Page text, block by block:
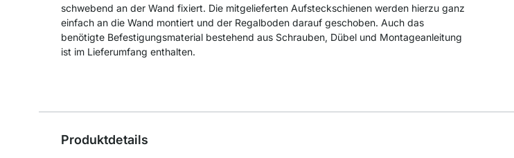
schwebend an der Wand fixiert. Die mitgelieferten Aufsteckschienen werden hierzu ganz
einfach an die Wand montiert und der Regalboden darauf geschoben. Auch das
benötigte Befestigungsmaterial bestehend aus Schrauben, Dübel und Montageanleitung
ist im Lieferumfang enthalten.
Produktdetails